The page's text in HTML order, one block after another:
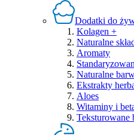
Dodatki do
Kolagen +
Naturalne
Aromaty
Naturalne
Ekstrakty
Aloes
Witaminy i
Teksturowane